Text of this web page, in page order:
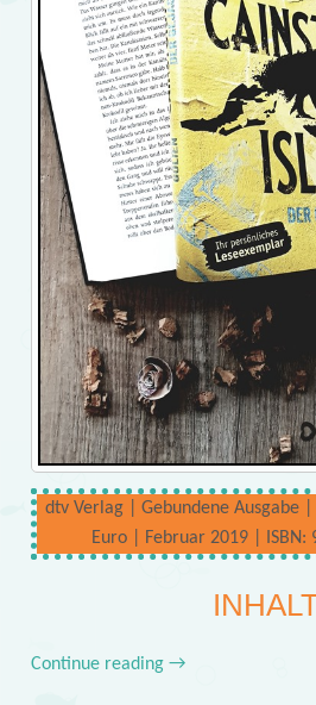
dtv Verlag | Gebundene Ausgabe
Euro | Februar 2019 | ISBN:
Continue reading →